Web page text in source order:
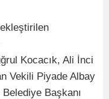
Kocacık, Ali İnci
Vekili Piyade Albay
Başkanı